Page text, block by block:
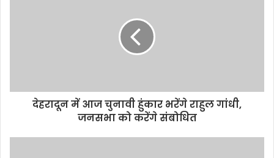
देहरादून में आज चुनावी हुंकार भरेंगे राहुल गांधी,
जनसभा को करेंगे संबोधित